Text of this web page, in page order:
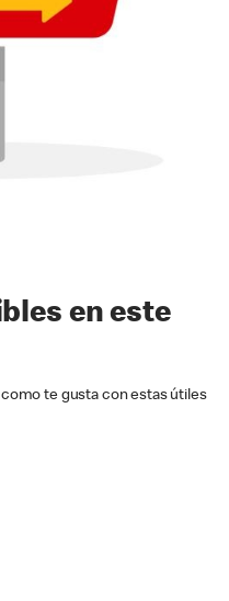
en este
te gusta con estas útiles